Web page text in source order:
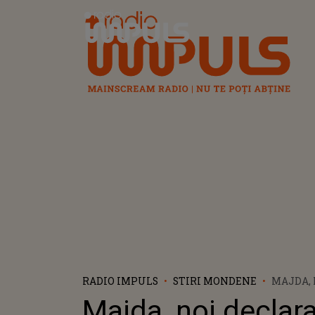
Radio Impuls
RADIO IMPULS STIRI MONDENE
MAJDA,
SPUNE